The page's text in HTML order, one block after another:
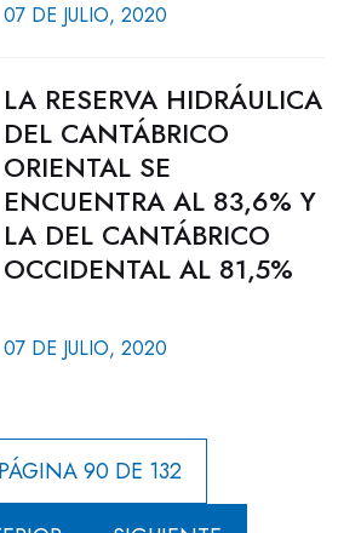
07 DE JULIO, 2020
LA RESERVA HIDRÁULICA
DEL CANTÁBRICO
ORIENTAL SE
ENCUENTRA AL 83,6% Y
LA DEL CANTÁBRICO
OCCIDENTAL AL 81,5%
07 DE JULIO, 2020
PÁGINA 90 DE 132